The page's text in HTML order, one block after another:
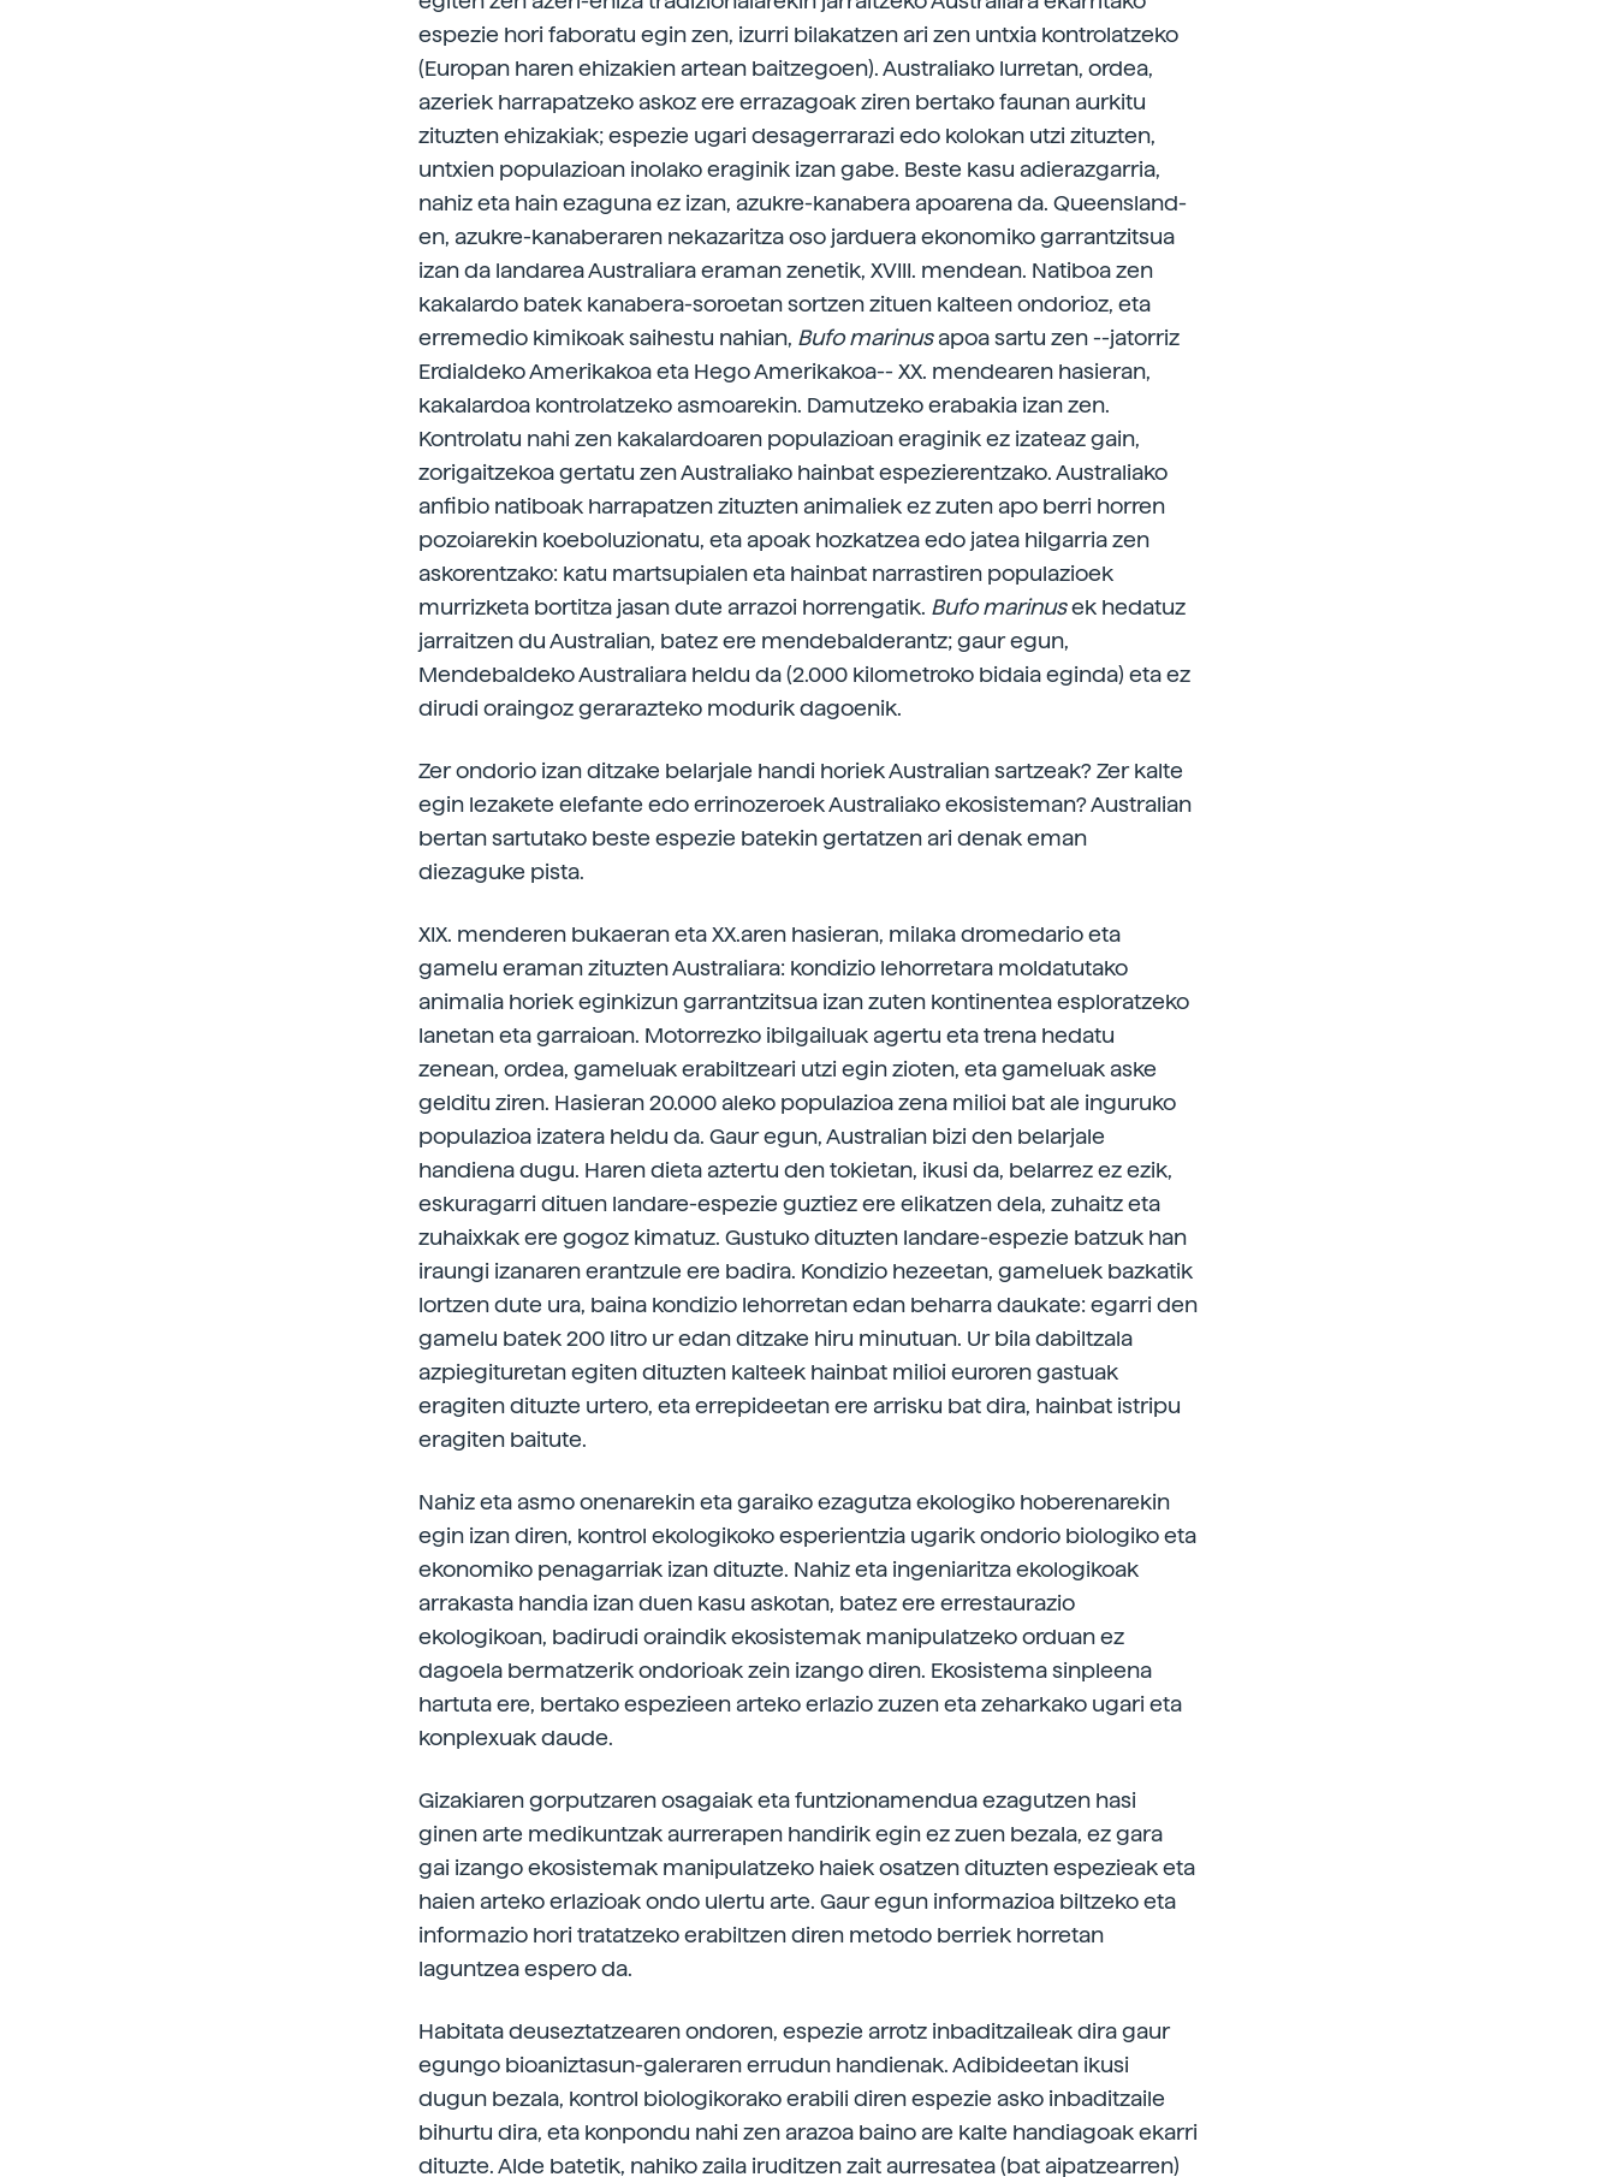
espezie hori faboratu egin zen, izurri bilakatzen ari zen untxia kontrolatzeko
(Europan haren ehizakien artean baitzegoen). Australiako lurretan, ordea,
azeriek harrapatzeko askoz ere errazagoak ziren bertako faunan aurkitu
zituzten ehizakiak; espezie ugari desagerrarazi edo kolokan utzi zituzten,
untxien populazioan inolako eraginik izan gabe. Beste kasu adierazgarria,
nahiz eta hain ezaguna ez izan, azukre-kanabera apoarena da. Queensland-
en, azukre-kanaberaren nekazaritza oso jarduera ekonomiko garrantzitsua
izan da landarea Australiara eraman zenetik, XVIII. mendean. Natiboa zen
kakalardo batek kanabera-soroetan sortzen zituen kalteen ondorioz, eta
erremedio kimikoak saihestu nahian, Bufo marinusapoa sartu zen --jatorriz
Erdialdeko Amerikakoa eta Hego Amerikakoa-- XX. mendearen hasieran,
kakalardoa kontrolatzeko asmoarekin. Damutzeko erabakia izan zen.
Kontrolatu nahi zen kakalardoaren populazioan eraginik ez izateaz gain,
zorigaitzekoa gertatu zen Australiako hainbat espezierentzako. Australiako
anfibio natiboak harrapatzen zituzten animaliek ez zuten apo berri horren
pozoiarekin koeboluzionatu, eta apoak hozkatzea edo jatea hilgarria zen
askorentzako: katu martsupialen eta hainbat narrastiren populazioek
murrizketa bortitza jasan dute arrazoi horrengatik. Bufo marinusek hedatuz
jarraitzen du Australian, batez ere mendebalderantz; gaur egun,
Mendebaldeko Australiara heldu da (2.000 kilometroko bidaia eginda) eta ez
dirudi oraingoz gerarazteko modurik dagoenik.
Zer ondorio izan ditzake belarjale handi horiek Australian sartzeak? Zer kalte
egin lezakete elefante edo errinozeroek Australiako ekosisteman? Australian
bertan sartutako beste espezie batekin gertatzen ari denak eman
diezaguke pista.
XIX. menderen bukaeran eta XX.aren hasieran, milaka dromedario eta
gamelu eraman zituzten Australiara: kondizio lehorretara moldatutako
animalia horiek eginkizun garrantzitsua izan zuten kontinentea esploratzeko
lanetan eta garraioan. Motorrezko ibilgailuak agertu eta trena hedatu
zenean, ordea, gameluak erabiltzeari utzi egin zioten, eta gameluak aske
gelditu ziren. Hasieran 20.000 aleko populazioa zena milioi bat ale inguruko
populazioa izatera heldu da. Gaur egun, Australian bizi den belarjale
handiena dugu. Haren dieta aztertu den tokietan, ikusi da, belarrez ez ezik,
eskuragarri dituen landare-espezie guztiez ere elikatzen dela, zuhaitz eta
zuhaixkak ere gogoz kimatuz. Gustuko dituzten landare-espezie batzuk han
iraungi izanaren erantzule ere badira. Kondizio hezeetan, gameluek bazkatik
lortzen dute ura, baina kondizio lehorretan edan beharra daukate: egarri den
gamelu batek 200 litro ur edan ditzake hiru minutuan. Ur bila dabiltzala
azpiegituretan egiten dituzten kalteek hainbat milioi euroren gastuak
eragiten dituzte urtero, eta errepideetan ere arrisku bat dira, hainbat istripu
eragiten baitute.
Nahiz eta asmo onenarekin eta garaiko ezagutza ekologiko hoberenarekin
egin izan diren, kontrol ekologikoko esperientzia ugarik ondorio biologiko eta
ekonomiko penagarriak izan dituzte. Nahiz eta ingeniaritza ekologikoak
arrakasta handia izan duen kasu askotan, batez ere errestaurazio
ekologikoan, badirudi oraindik ekosistemak manipulatzeko orduan ez
dagoela bermatzerik ondorioak zein izango diren. Ekosistema sinpleena
hartuta ere, bertako espezieen arteko erlazio zuzen eta zeharkako ugari eta
konplexuak daude.
Gizakiaren gorputzaren osagaiak eta funtzionamendua ezagutzen hasi
ginen arte medikuntzak aurrerapen handirik egin ez zuen bezala, ez gara
gai izango ekosistemak manipulatzeko haiek osatzen dituzten espezieak eta
haien arteko erlazioak ondo ulertu arte. Gaur egun informazioa biltzeko eta
informazio hori tratatzeko erabiltzen diren metodo berriek horretan
laguntzea espero da.
Habitata deuseztatzearen ondoren, espezie arrotz inbaditzaileak dira gaur
egungo bioaniztasun-galeraren errudun handienak. Adibideetan ikusi
dugun bezala, kontrol biologikorako erabili diren espezie asko inbaditzaile
bihurtu dira, eta konpondu nahi zen arazoa baino are kalte handiagoak ekarri
dituzte. Alde batetik, nahiko zaila iruditzen zait aurresatea (bat aipatzearren)